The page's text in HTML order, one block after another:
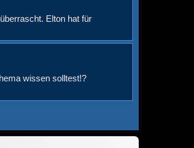
Elton hat für
wissen solltest!?